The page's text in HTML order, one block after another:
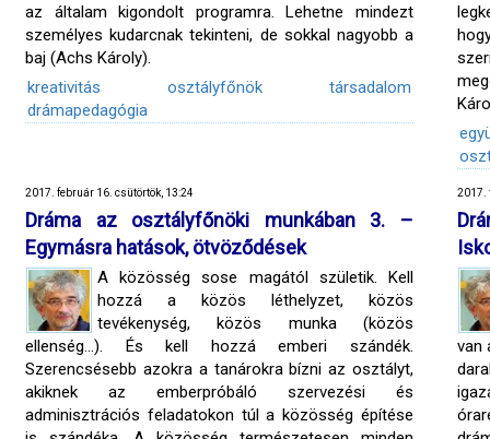
az általam kigondolt programra. Lehetne mindezt
személyes kudarcnak tekinteni, de sokkal nagyobb a
baj (Achs Károly).
kreativitás
osztályfőnök
társadalom
drámapedagógia
2017. február 16. csütörtök, 13:24
Dráma az osztályfőnöki munkában 3. –
Egymásra hatások, ötvöződések
A közösség sose magától születik. Kell
hozzá a közös léthelyzet, közös
tevékenység, közös munka (közös
ellenség…). És kell hozzá emberi szándék.
Szerencsésebb azokra a tanárokra bízni az osztályt,
akiknek az emberpróbáló szervezési és
adminisztrációs feladatokon túl a közösség építése
2017.
van